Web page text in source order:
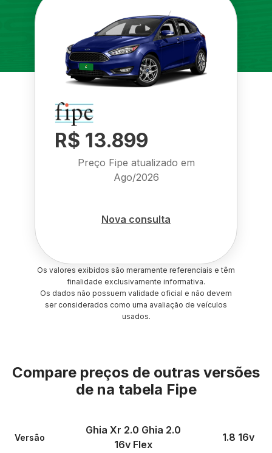
R$ 13.899
Preço Fipe atualizado em
Ago/2026
Nova consulta
Os valores exibidos são meramente referenciais e têm
finalidade exclusivamente informativa.
Os dados não possuem validade oficial e não devem
ser considerados como uma avaliação de veículos
usados.
Compare preços de outras versões
de na tabela Fipe
Versão
Ghia Xr 2.0 Ghia 2.0
16v Flex
1.8 16v